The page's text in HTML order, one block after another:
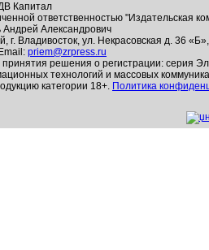
Капитал
ответственностью "Издательская
Андрей Александрович
г. Владивосток, ул. Некрасовская д. 36
priem@zrpress.ru
решения о регистрации: серия
технологий и массовых
категории 18+. Политика